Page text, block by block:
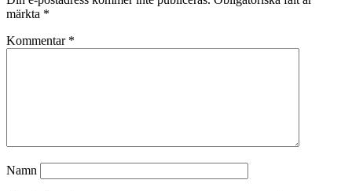
märkta *
Kommentar *
Namn